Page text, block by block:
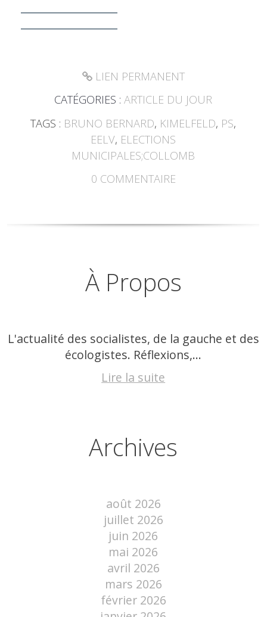
LIEN PERMANENT
CATÉGORIES :ARTICLE DU JOUR
TAGS : BRUNO BERNARD, KIMELFELD, PS,
EELV, ELECTIONS
MUNICIPALES;COLLOMB
0 COMMENTAIRE
À Propos
L'actualité des socialistes, de la gauche et des
écologistes. Réflexions,...
Lire la suite
Archives
août 2026
juillet 2026
juin 2026
mai 2026
avril 2026
mars 2026
février 2026